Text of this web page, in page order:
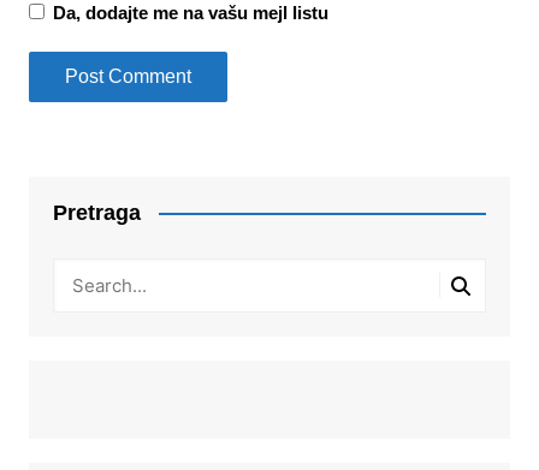
Da, dodajte me na vašu mejl listu
Pretraga